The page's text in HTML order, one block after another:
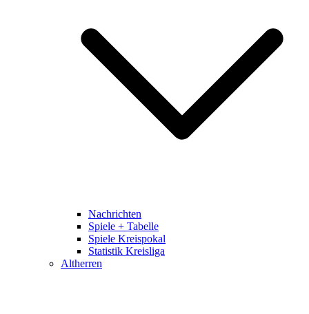
Nachrichten
Spiele + Tabelle
Spiele Kreispokal
Statistik Kreisliga
Altherren